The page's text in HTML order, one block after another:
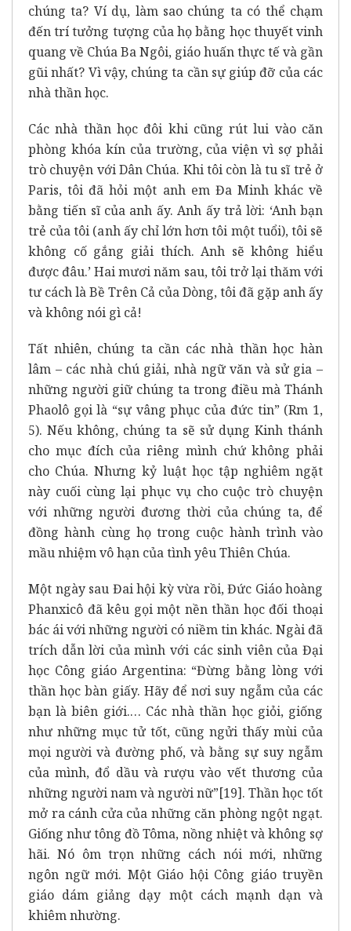
chúng ta? Ví dụ, làm sao chúng ta có thể chạm
đến trí tưởng tượng của họ bằng học thuyết vinh
quang về Chúa Ba Ngôi, giáo huấn thực tế và gần
gũi nhất? Vì vậy, chúng ta cần sự giúp đỡ của các
nhà thần học.
Các nhà thần học đôi khi cũng rút lui vào căn
phòng khóa kín của trường, của viện vì sợ phải
trò chuyện với Dân Chúa. Khi tôi còn là tu sĩ trẻ ở
Paris, tôi đã hỏi một anh em Đa Minh khác về
bằng tiến sĩ của anh ấy. Anh ấy trả lời: ‘Anh bạn
trẻ của tôi (anh ấy chỉ lớn hơn tôi một tuổi), tôi sẽ
không cố gắng giải thích. Anh sẽ không hiểu
được đâu.’ Hai mươi năm sau, tôi trở lại thăm với
tư cách là Bề Trên Cả của Dòng, tôi đã gặp anh ấy
và không nói gì cả!
Tất nhiên, chúng ta cần các nhà thần học hàn
lâm – các nhà chú giải, nhà ngữ văn và sử gia –
những người giữ chúng ta trong điều mà Thánh
Phaolô gọi là “sự vâng phục của đức tin” (Rm 1,
5). Nếu không, chúng ta sẽ sử dụng Kinh thánh
cho mục đích của riêng mình chứ không phải
cho Chúa. Nhưng kỷ luật học tập nghiêm ngặt
này cuối cùng lại phục vụ cho cuộc trò chuyện
với những người đương thời của chúng ta, để
đồng hành cùng họ trong cuộc hành trình vào
mầu nhiệm vô hạn của tình yêu Thiên Chúa.
Một ngày sau Đai hội kỳ vừa rồi, Đức Giáo hoàng
Phanxicô đã kêu gọi một nền thần học đối thoại
bác ái với những người có niềm tin khác. Ngài đã
trích dẫn lời của mình với các sinh viên của Đại
học Công giáo Argentina: “Đừng bằng lòng với
thần học bàn giấy. Hãy để nơi suy ngẫm của các
bạn là biên giới.… Các nhà thần học giỏi, giống
như những mục tử tốt, cũng ngửi thấy mùi của
mọi người và đường phố, và bằng sự suy ngẫm
của mình, đổ dầu và rượu vào vết thương của
những người nam và người nữ”[19]. Thần học tốt
mở ra cánh cửa của những căn phòng ngột ngạt.
Giống như tông đồ Tôma, nồng nhiệt và không sợ
hãi. Nó ôm trọn những cách nói mới, những
ngôn ngữ mới. Một Giáo hội Công giáo truyền
giáo dám giảng dạy một cách mạnh dạn và
khiêm nhường.